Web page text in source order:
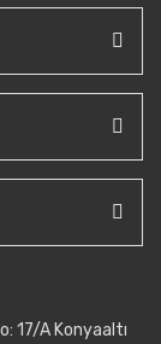
17/A Konyaaltı